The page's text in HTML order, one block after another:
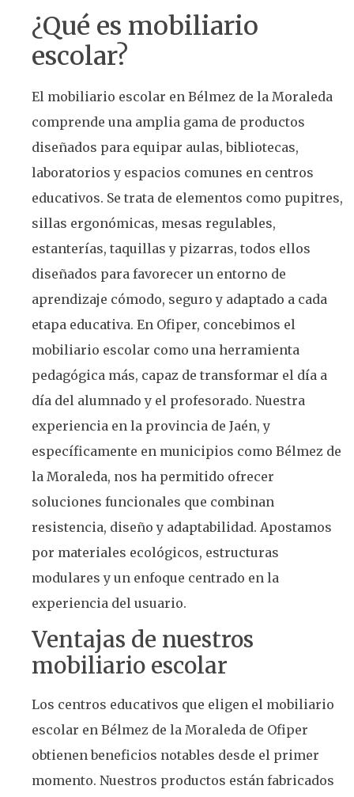
¿Qué es mobiliario
escolar?
El mobiliario escolar en Bélmez de la Moraleda
comprende una amplia gama de productos
diseñados para equipar aulas, bibliotecas,
laboratorios y espacios comunes en centros
educativos. Se trata de elementos como pupitres,
sillas ergonómicas, mesas regulables,
estanterías, taquillas y pizarras, todos ellos
diseñados para favorecer un entorno de
aprendizaje cómodo, seguro y adaptado a cada
etapa educativa. En Ofiper, concebimos el
mobiliario escolar como una herramienta
pedagógica más, capaz de transformar el día a
día del alumnado y el profesorado. Nuestra
experiencia en la provincia de Jaén, y
específicamente en municipios como Bélmez de
la Moraleda, nos ha permitido ofrecer
soluciones funcionales que combinan
resistencia, diseño y adaptabilidad. Apostamos
por materiales ecológicos, estructuras
modulares y un enfoque centrado en la
experiencia del usuario.
Ventajas de nuestros
mobiliario escolar
Los centros educativos que eligen el mobiliario
escolar en Bélmez de la Moraleda de Ofiper
obtienen beneficios notables desde el primer
momento. Nuestros productos están fabricados